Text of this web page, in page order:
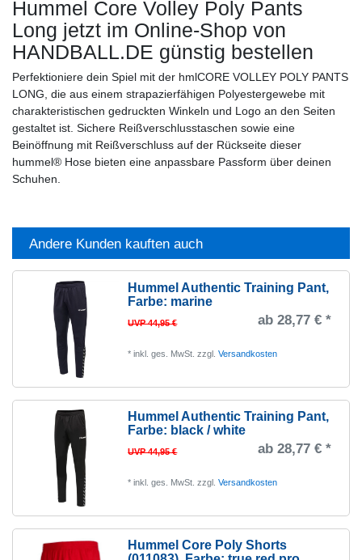
Hummel Core Volley Poly Pants
Long jetzt im Online-Shop von
HANDBALL.DE günstig bestellen
Perfektioniere dein Spiel mit der hmlCORE VOLLEY POLY PANTS
LONG, die aus einem strapazierfähigen Polyestergewebe mit
charakteristischen gedruckten Winkeln und Logo an den Seiten
gestaltet ist. Sichere Reißverschlusstaschen sowie eine
Beinöffnung mit Reißverschluss auf der Rückseite dieser
hummel® Hose bieten eine anpassbare Passform über deinen
Schuhen.
Andere Kunden kauften auch
Hummel Authentic Training Pant,
Farbe: marine
UVP 44,95 € ab 28,77 € *
*inkl. ges. MwSt. zzgl.Versandkosten
Hummel Authentic Training Pant,
Farbe: black / white
UVP 44,95 € ab 28,77 € *
*inkl. ges. MwSt. zzgl.Versandkosten
Hummel Core Poly Shorts